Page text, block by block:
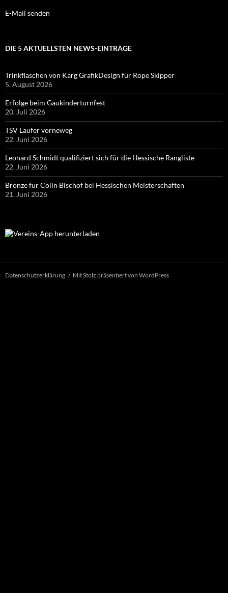
E-Mail senden
DIE 5 AKTUELLSTEN NEWS-EINTRÄGE
Trinkflaschen von Karg GrafikDesign für Rope Skipper
5. August 2026
Erfolge beim Gaukinderturnfest
20. Juli 2026
TSV Läufer vorneweg
22. Juni 2026
Leonard Schmidt qualifiziert sich für die Hessische Rangliste
22. Juni 2026
Bronze für Colin Bischof bei Hessischen Meisterschaften
21. Juni 2026
Datenschutzerklärung Mit Stolz präsentiert von WordPress